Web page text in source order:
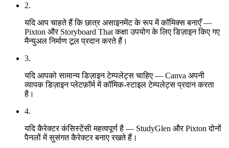
2.
यदि आप चाहते हैं कि छात्र असाइनमेंट के रूप में कॉमिक्स बनाएँ —
Pixton और Storyboard That कक्षा उपयोग के लिए डिज़ाइन किए गए
मैन्युअल निर्माण टूल प्रदान करते हैं।
3.
यदि आपको सामान्य डिज़ाइन टेम्पलेट्स चाहिए — Canva अपनी
व्यापक डिज़ाइन प्लेटफ़ॉर्म में कॉमिक-स्टाइल टेम्पलेट्स प्रदान करता
है।
4.
यदि कैरेक्टर कंसिस्टेंसी महत्वपूर्ण है — StudyGlen और Pixton दोनों
पैनलों में सुसंगत कैरेक्टर बनाए रखते हैं।